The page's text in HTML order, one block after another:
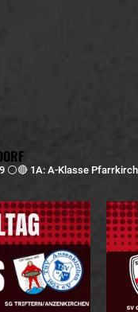
⚪️🔴 1A: A-Klasse